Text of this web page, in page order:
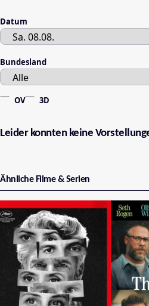
Datum
Bundesland
OV 3D
Leider konnten keine
Ähnliche Filme & Serien